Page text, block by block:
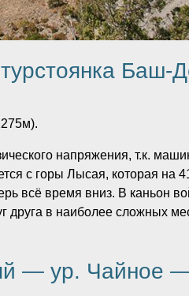
напряжения, т.к.
с горы Лысая, которая
всё время вниз. В каньон
друга в наиболее сложных
— ур. Чайное